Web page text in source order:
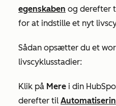
egenskaben og derefter
for at indstille et nyt
Sådan opsætter du et
livscyklusstadier:
Klik på Mere i din
derefter til